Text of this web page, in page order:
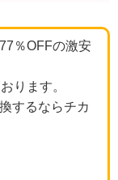
％OFFの激安
ります。
するならチカ